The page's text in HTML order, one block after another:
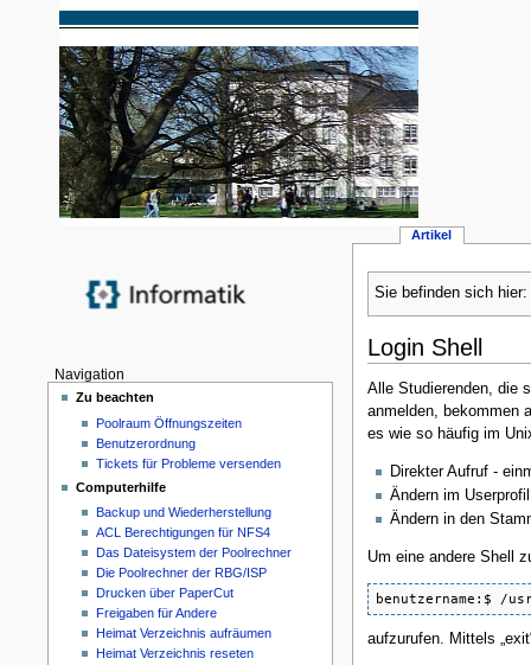
Sie befinden sich
Login Shell
Alle Studierenden, die
anmelden, bekommen
es wie so häufig im
Direkter Aufruf -
Ändern im
Ändern in den
Um eine andere Shell
benutzername:$ /
aufzurufen. Mittels
Artikel
Navigation
Zu beachten
Poolraum Öffnungszeiten
Benutzerordnung
Tickets für Probleme versenden
Computerhilfe
Backup und Wiederherstellung
ACL Berechtigungen für NFS4
Das Dateisystem der Poolrechner
Die Poolrechner der RBG/ISP
Drucken über PaperCut
Freigaben für Andere
Heimat Verzeichnis aufräumen
Heimat Verzeichnis reseten